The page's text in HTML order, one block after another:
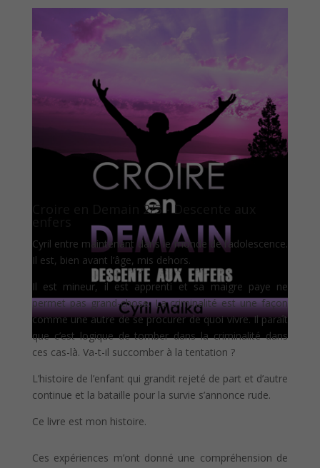
Croire en Demain 2/3 - Descente aux
Cyril entre maintenant dans le monde de l’adolescence.
Il est, bien avant l’âge, mis dehors.
Il est mineur, il est apprenti et sa maigre paye ne
permet pas grand-chose. La criminalité est une façon
comme une autre de se procurer de quoi vivre. Il paraît
que c’est logique de tomber dans la criminalité dans
ces cas-là. Va-t-il succomber à la tentation ?
L’histoire de l’enfant qui grandit rejeté de part et d’autre
continue et la bataille pour la survie s’annonce rude.
Ce livre est mon histoire.
Ces expériences m’ont donné une compréhension de